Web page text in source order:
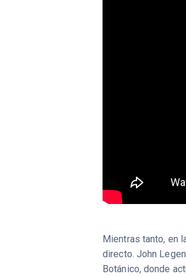
Mientras tanto, en
directo. John
Botánico, donde